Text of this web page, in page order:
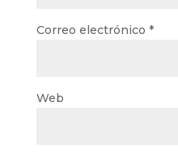
Correo electrónico *
Web